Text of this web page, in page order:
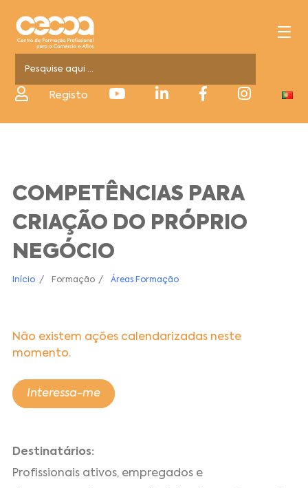
Registo
COMPETÊNCIAS PARA
CRIAÇÃO DO PRÓPRIO
NEGÓCIO
Início Formação Áreas Formação
Não existem ações calendarizadas neste
momento.
Interessa-me
Destinatários:
Profissionais ativos, empregados e